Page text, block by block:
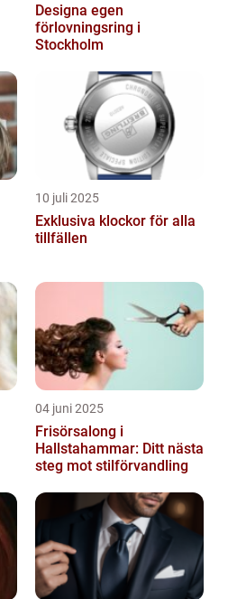
Designa egen
förlovningsring i
Stockholm
10 juli 2025
Exklusiva klockor för alla
tillfällen
04 juni 2025
Frisörsalong i
Hallstahammar: Ditt nästa
steg mot stilförvandling